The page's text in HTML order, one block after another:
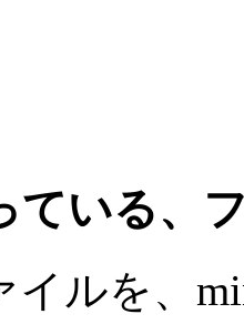
ている、
イルを、